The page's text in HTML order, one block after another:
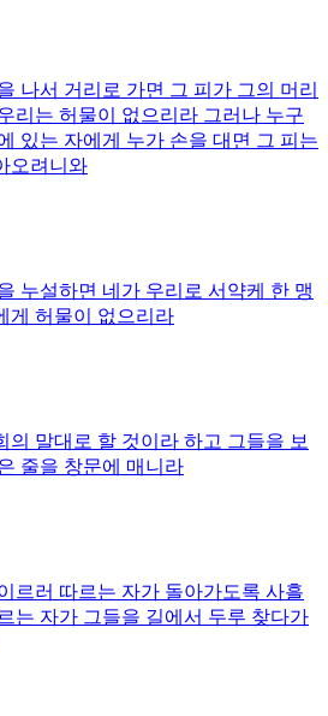
나서 거리로 가면 그 피가 그의 머리
리는 허물이 없으리라 그러나 누구
있는 자에게 누가 손을 대면 그 피는
오려니와
누설하면 네가 우리로 서약케 한 맹
게 허물이 없으리라
의 말대로 할 것이라 하고 그들을 보
줄을 창문에 매니라
르러 따르는 자가 돌아가도록 사흘
는 자가 그들을 길에서 두루 찾다가